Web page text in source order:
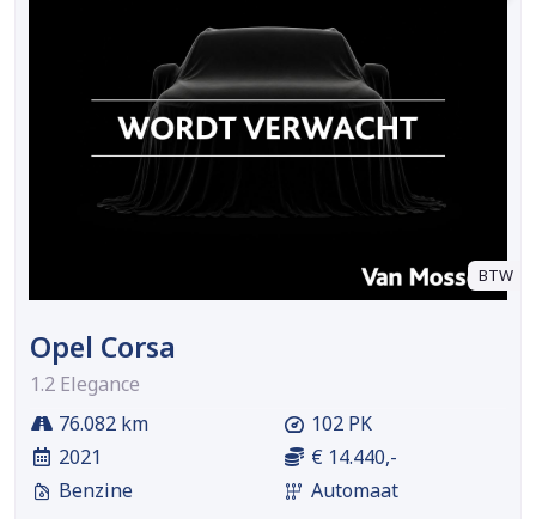
BTW
Opel Corsa
1.2 Elegance
76.082 km
2021
Benzine
102 PK
€ 14.440,-
Automaat